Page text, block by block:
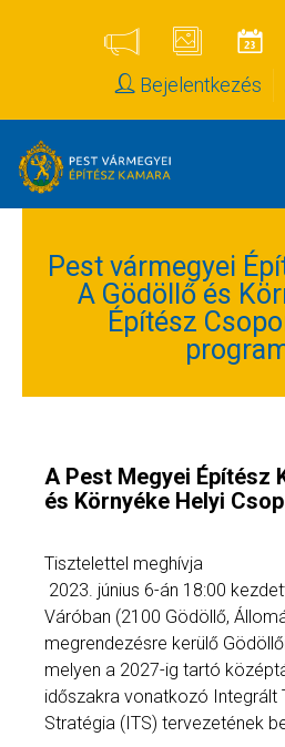
Bejelentkezés
Pest vármegyei
A Gödöllő és
Építész
A Pest Megyei Építész
és Környéke Helyi
Tisztelettel meghívja
2023. június 6-án 18:00
Váróban (2100 Gödöllő,
megrendezésre kerülő
melyen a 2027-ig tartó
időszakra vonatkozó Integrált
Stratégia (ITS) tervezetének